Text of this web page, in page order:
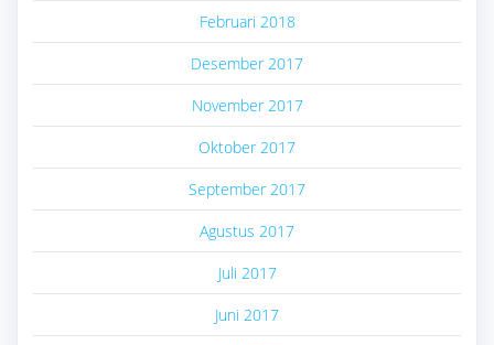
Februari 2018
Desember 2017
November 2017
Oktober 2017
September 2017
Agustus 2017
Juli 2017
Juni 2017